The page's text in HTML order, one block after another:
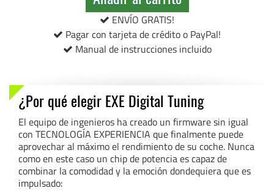
ENVÍO GRATIS!
Pagar con tarjeta de crédito o PayPal!
Manual de instrucciones incluido
¿Por qué elegir EXE Digital Tuning
El equipo de ingenieros ha creado un firmware sin igual
con TECNOLOGÍA EXPERIENCIA que finalmente puede
aprovechar al máximo el rendimiento de su coche. Nunca
como en este caso un chip de potencia es capaz de
combinar la comodidad y la emoción dondequiera que es
impulsado: